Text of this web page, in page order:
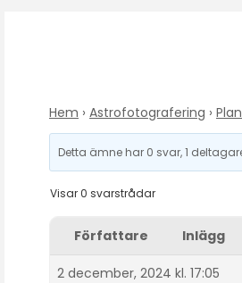
Hem › Astrofotografering ›
Detta ämne har 0 svar, 1
Visar 0 svarstrådar
Författare Inlägg
2 december, 2024 kl. 17:05